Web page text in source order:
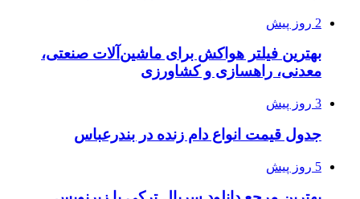
2 روز پیش
بهترین فیلتر هواکش برای ماشین‌آلات صنعتی،
معدنی، راهسازی و کشاورزی
3 روز پیش
جدول قیمت انواع دام زنده در بندرعباس
5 روز پیش